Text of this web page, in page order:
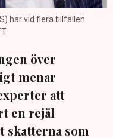
har vid flera tillfällen
över
menar
att
en rejäl
skatterna som